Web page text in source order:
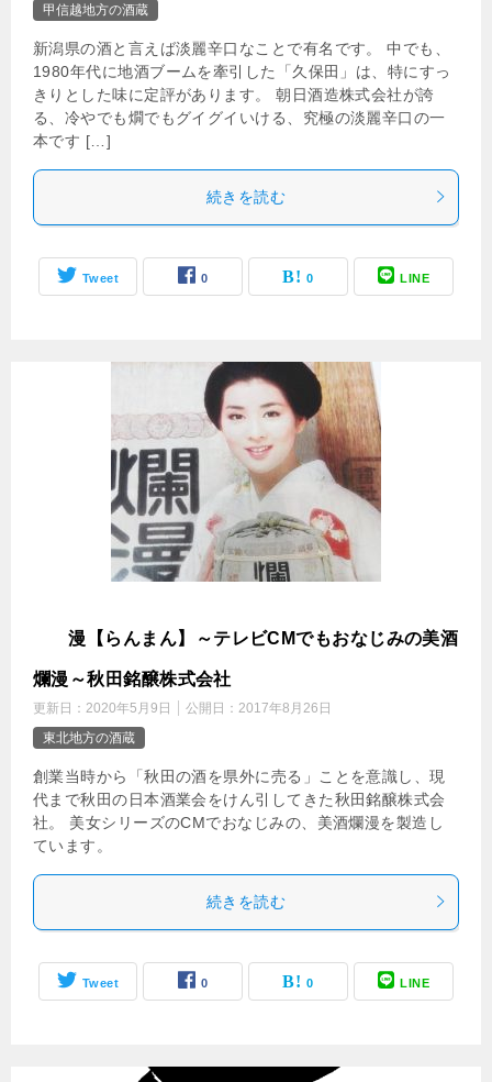
甲信越地方の酒蔵
新潟県の酒と言えば淡麗辛口なことで有名です。 中でも、
1980年代に地酒ブームを牽引した「久保田」は、特にすっ
きりとした味に定評があります。 朝日酒造株式会社が誇
る、冷やでも燗でもグイグイいける、究極の淡麗辛口の一
本です […]
続きを読む
Tweet 0 0 LINE
爛漫【らんまん】～テレビCMでもおなじみの美酒
爛漫～秋田銘醸株式会社
更新日： 2020年5月9日 公開日： 2017年8月26日
東北地方の酒蔵
創業当時から「秋田の酒を県外に売る」ことを意識し、現
代まで秋田の日本酒業会をけん引してきた秋田銘醸株式会
社。 美女シリーズのCMでおなじみの、美酒爛漫を製造し
ています。
続きを読む
Tweet 0 0 LINE